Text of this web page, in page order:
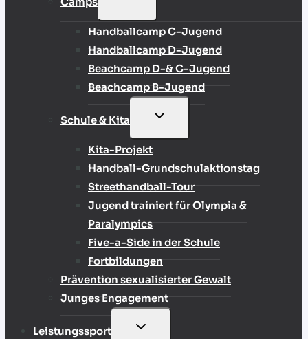
Handballcamp C-Jugend
Handballcamp D-Jugend
Beachcamp D-& C-Jugend
Beachcamp B-Jugend
Schule & Kita
UNTERMENÜ
Kita-Projekt
Handball-Grundschulaktionstag
Streethandball-Tour
Jugend trainiert für Olympia &
Paralympics
Five-a-Side in der Schule
Fortbildungen
Prävention sexualisierter Gewalt
Junges Engagement
Leistungssport
UNTERMENÜ